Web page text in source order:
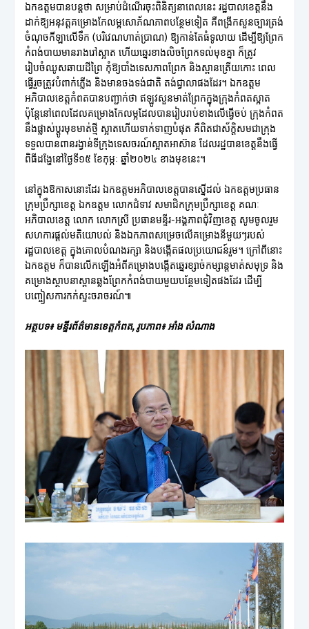
ឯកឧត្តមបានបន្តថា សម្រាប់ដំណើរចុះពិនិត្យនាពេលនេះ រដ្ឋបាលខេត្តនឹង
ដាក់ឱ្យអនុវត្តគម្រោងកែលម្អសោភ័ណភាពបន្ថែមទៀត គឺពង្រីកសួនច្បារត្រង់
ចំណុចកីឡាលើទឹក (បរិវេណហាត់ប្រាណ) ឱ្យកាន់តែធំទូលាយ ដើម្បីឱ្យព្រែក
កំពង់បាយមានរាងរៅស្អាត ហើយឆ្នេរខាងលិចព្រែកទល់មុខគ្នា ក៏ត្រូវ
រៀបចំឈូសឆាយដីព្រៃ កុំឱ្យបាំងទេសភាពព្រែក និងស្ពានត្រើយកោះ ពេល
ធ្វើរួចត្រូវបំពាក់ភ្លើង និងមានចងទង់ជាតិ តង់ជ្វាលាផងដែរ។ ឯកឧត្តម
អភិបាលខេត្តកំពតបានបញ្ជាក់ថា ឥឡូវសួនមាត់ព្រែកក្នុងក្រុងកំពតស្អាត
ប៉ុន្តែនៅពេលដែលគម្រោងកែលម្អដែលបានរៀបរាប់ខាងលើធ្វើចប់ ក្រុងកំពត
នឹងផ្លាស់ប្តូរមុខមាត់ថ្មី ស្អាតហើយទាក់ទាញបំផុត គឺពិតជាស័ក្តិសមជាក្រុង
ទទួលបានពានរង្វាន់ទីក្រុងទេសចរណ៍ស្អាតអាស៊ាន ដែលរដ្ឋបានខេត្តនឹងធ្វើ
ពិធីដង្ហែនៅថ្ងៃទី១៥ ខែកុម្ភៈ ឆ្នាំ២០២៤ ខាងមុខនេះ។
នៅក្នុងឱកាសនោះដែរ ឯកឧត្តមអភិបាលខេត្តបានស្នើដល់ ឯកឧត្តមប្រធាន
ក្រុមប្រឹក្សាខេត្ត ឯកឧត្តម លោកជំទាវ សមាជិកក្រុមប្រឹក្សាខេត្ត គណៈ
អភិបាលខេត្ត លោក លោកស្រី ប្រធានមន្ទីរ-អង្គភាពជុំវិញខេត្ត សូមចូលរួម
សហការផ្តល់មតិយោបល់ និងឯកភាពសម្រេចលើគម្រោងនីមួយៗរបស់
រដ្ឋបាលខេត្ត ក្នុងគោលបំណងរក្សា និងបង្កើតផលប្រយោជន៍រួម។ ក្រៅពីនោះ
ឯកឧត្តម ក៏បានលើកឡើងអំពីគម្រោងបង្កើតឆ្នេរខ្សាច់កម្សាន្តមាត់សមុទ្រ និង
គម្រោងស្ថាបនាស្ពានឆ្លងព្រែកកំពង់បាយមួយបន្ថែមទៀតផងដែរ ដើម្បី
បញ្ចៀសការកក់ស្ទះចរាចរណ៍៕
អត្ថបទ៖ មន្ទីរព័ត៌មានខេត្តកំពត, រូបភាព៖ អាំង សំណាង